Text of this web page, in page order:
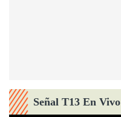
Señal T13 En Vivo